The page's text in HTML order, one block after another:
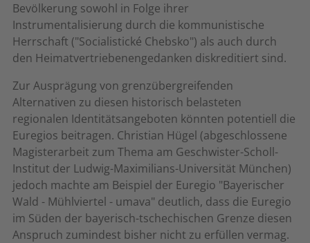
Bevölkerung sowohl in Folge ihrer
Instrumentalisierung durch die kommunistische
Herrschaft ("Socialistické Chebsko") als auch durch
den Heimatvertriebenengedanken diskreditiert sind.
Zur Ausprägung von grenzübergreifenden
Alternativen zu diesen historisch belasteten
regionalen Identitätsangeboten könnten potentiell die
Euregios beitragen. Christian Hügel (abgeschlossene
Magisterarbeit zum Thema am Geschwister-Scholl-
Institut der Ludwig-Maximilians-Universität München)
jedoch machte am Beispiel der Euregio "Bayerischer
Wald - Mühlviertel - umava" deutlich, dass die Euregio
im Süden der bayerisch-tschechischen Grenze diesen
Anspruch zumindest bisher nicht zu erfüllen vermag.